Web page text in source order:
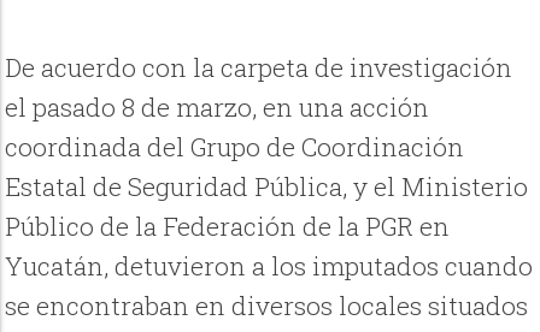
De acuerdo con la carpeta de investigación
el pasado 8 de marzo, en una acción
coordinada del Grupo de Coordinación
Estatal de Seguridad Pública, y el Ministerio
Público de la Federación de la PGR en
Yucatán, detuvieron a los imputados cuando
se encontraban en diversos locales situados